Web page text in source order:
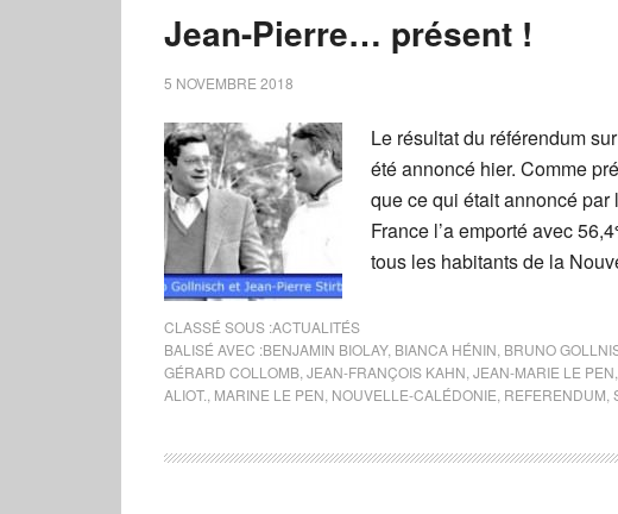
Jean-Pierre… présent !
5 NOVEMBRE 2018
Le résultat du référendum
été annoncé hier. Comme
que ce qui était annoncé
France l’a emporté avec
tous les habitants de la
CLASSÉ SOUS :ACTUALITÉS
BALISÉ AVEC :BENJAMIN BIOLAY, BIANCA HÉNIN BRUNO
GÉRARD COLLOMB JEAN-FRANÇOIS KAHN JEAN-MARIE LE PEN
ALIOT. MARINE LE PEN NOUVELLE-CALÉDONIE REFERENDUM